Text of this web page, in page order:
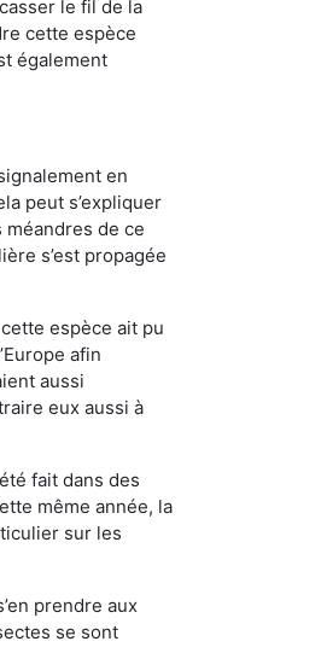
le fil de la
cette espèce
également
en
peut s’expliquer
de ce
s’est propagée
espèce ait pu
afin
aussi
eux aussi à
fait dans des
même année, la
sur les
prendre aux
se sont